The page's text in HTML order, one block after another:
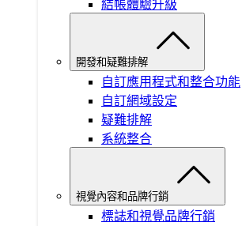
結帳體驗升級
開發和疑難排解
自訂應用程式和整合功能
自訂網域設定
疑難排解
系統整合
視覺內容和品牌行銷
標誌和視覺品牌行銷